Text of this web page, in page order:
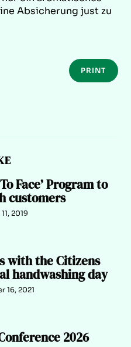
Absicherung just zu
PRINT
Face’ Program to
customers
2019
with the Citizens
handwashing day
16, 2021
2026